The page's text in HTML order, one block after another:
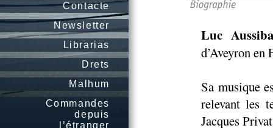
Contacte
Newsletter
Librarias
Drets
Malhum
Commandes
depuis
l’étranger
Luc
d’Aveyron en
Sa musique
relevant les
Jacques